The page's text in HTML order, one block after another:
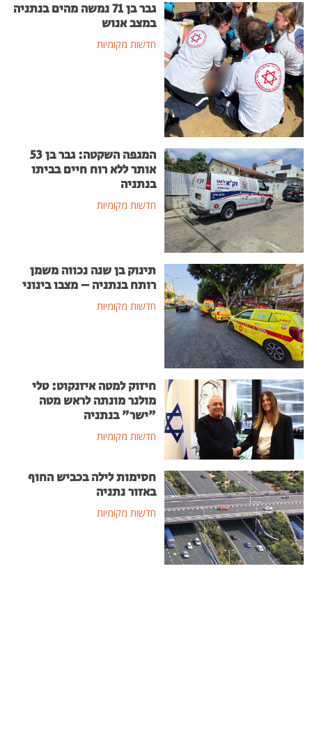
גבר בן 71 נמשה מהים בנתניה
במצב אנוש
חדשות מקומיות
המגפה השקטה: גבר בן 53
אותר ללא רוח חיים בביתו
בנתניה
חדשות מקומיות
תינוק בן שנה נכווה משמן
רותח בנתניה – מצבו בינוני
חדשות מקומיות
חיזוק למטה איזנקוט: טלי
מולנר מונתה לראש מטה
"ישר" בנתניה
חדשות מקומיות
חסימות לילה בכביש החוף
באזור נתניה
חדשות מקומיות